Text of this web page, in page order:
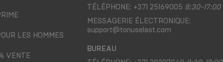
LES HOMMES
VENTE
TÉLÉPHONE: +371 25169005 8:30-17:00
MESSAGERIE ÉLECTRONIQUE:
support@tonuselast.com
BUREAU